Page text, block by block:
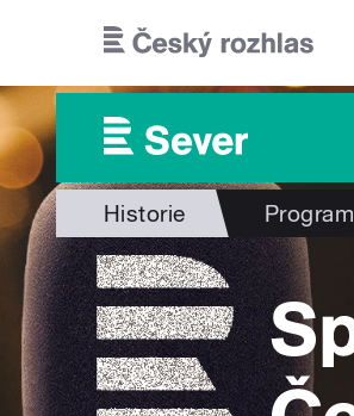
Historie Program